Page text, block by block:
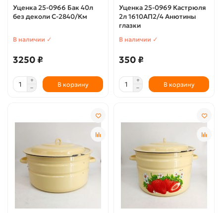
Уценка 25-0966 Бак 40л
без деколи С-2840/Км
В наличии ✓
3250 ₽
В корзину
Уценка 25-0969 Кастрюля
2л 1610АП2/4 Анютины
глазки
В наличии ✓
350 ₽
В корзину